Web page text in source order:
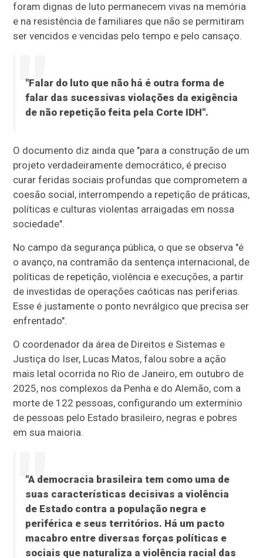
foram dignas de luto permanecem vivas na memória
e na resistência de familiares que não se permitiram
ser vencidos e vencidas pelo tempo e pelo cansaço.
"Falar do luto que não há é outra forma de
falar das sucessivas violações da exigência
de não repetição feita pela Corte IDH".
O documento diz ainda que "para a construção de um
projeto verdadeiramente democrático, é preciso
curar feridas sociais profundas que comprometem a
coesão social, interrompendo a repetição de práticas,
políticas e culturas violentas arraigadas em nossa
sociedade".
No campo da segurança pública, o que se observa "é
o avanço, na contramão da sentença internacional, de
políticas de repetição, violência e execuções, a partir
de investidas de operações caóticas nas periferias.
Esse é justamente o ponto nevrálgico que precisa ser
enfrentado".
O coordenador da área de Direitos e Sistemas e
Justiça do Iser, Lucas Matos, falou sobre a ação
mais letal ocorrida no Rio de Janeiro, em outubro de
2025, nos complexos da Penha e do Alemão, com a
morte de 122 pessoas, configurando um extermínio
de pessoas pelo Estado brasileiro, negras e pobres
em sua maioria.
"A democracia brasileira tem como uma de
suas características decisivas a violência
de Estado contra a população negra e
periférica e seus territórios. Há um pacto
macabro entre diversas forças políticas e
sociais que naturaliza a violência racial das